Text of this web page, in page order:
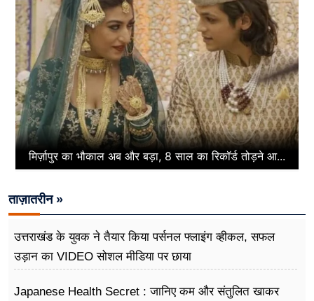
मिर्ज़ापुर का भौकाल अब और बड़ा, 8 साल का रिकॉर्ड तोड़ने आ...
ताज़ातरीन »
उत्तराखंड के युवक ने तैयार किया पर्सनल फ्लाइंग व्हीकल, सफल
उड़ान का VIDEO सोशल मीडिया पर छाया
Japanese Health Secret : जानिए कम और संतुलित खाकर